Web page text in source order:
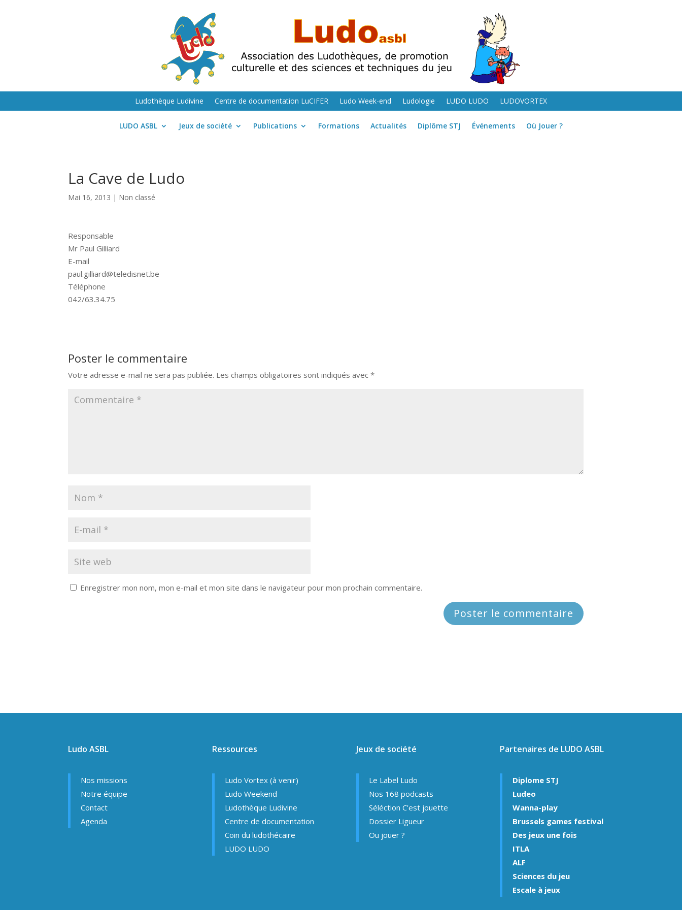
Ludothèque Ludivine Centre de documentation LuCIFER Ludo Week-end Ludologie LUDO LUDO LUDOVORTEX
LUDO ASBL Jeux de société Publications Formations Actualités Diplôme STJ Événements Où Jouer ?
La Cave de Ludo
Mai 16, 2013 | Non classé
Responsable
Mr Paul Gilliard
E-mail
paul.gilliard@teledisnet.be
Téléphone
042/63.34.75
Poster le commentaire
Votre adresse e-mail ne sera pas publiée. Les champs obligatoires sont indiqués avec*
Enregistrer mon nom, mon e-mail et mon site dans le navigateur pour mon prochain commentaire.
Ludo ASBL
Nos missions
Notre équipe
Contact
Agenda
Ressources
Ludo Vortex (à venir)
Ludo Weekend
Ludothèque Ludivine
Centre de documentation
Coin du ludothécaire
LUDO LUDO
Jeux de société
Le Label Ludo
Nos 168 podcasts
Séléction C’est jouette
Dossier Ligueur
Ou jouer ?
Partenaires de LUDO ASBL
Diplome STJ
Ludeo
Wanna-play
Brussels games festival
Des jeux une fois
ITLA
ALF
Sciences du jeu
Escale à jeux